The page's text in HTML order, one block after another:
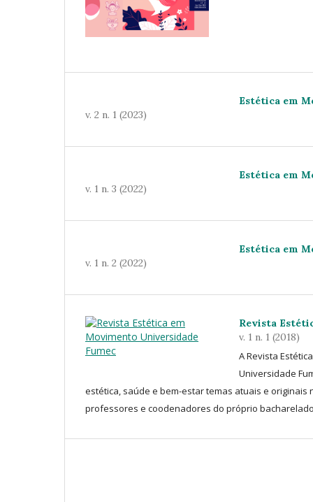
Estética em
v. 2 n. 1 (2023)
Estética em
v. 1 n. 3 (2022)
Estética em
v. 1 n. 2 (2022)
Revista
v. 1 n. 1 (2018)
A Revista
Universidade
estética, saúde e bem-estar temas atuais e
professores e coodenadores do próprio